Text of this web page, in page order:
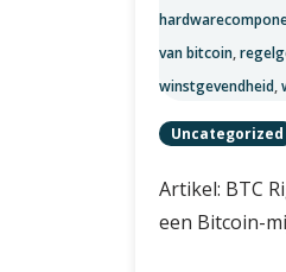
van bitcoin,
winstgevendheid,
Uncategorized
Artikel: BTC
een Bitcoin-